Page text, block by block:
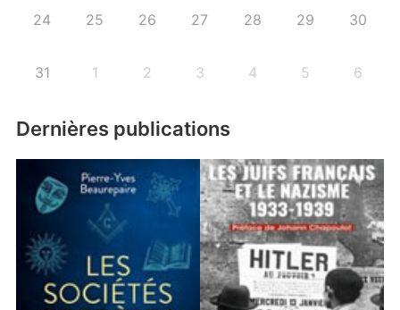
24 25 26 27 28 29 30
31 1 2 3 4 5 6
Dernières publications